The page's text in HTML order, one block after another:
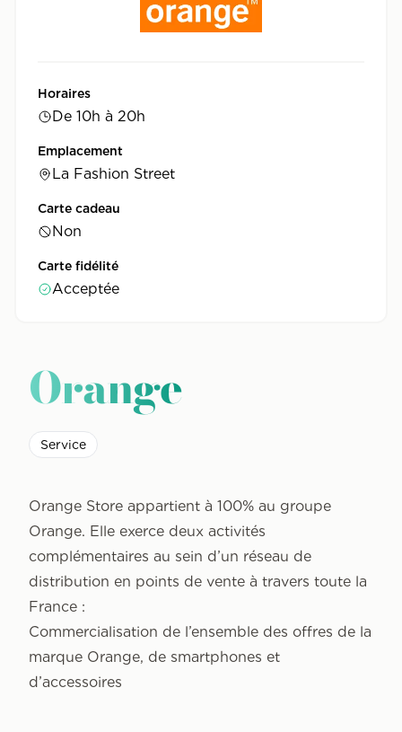
Horaires
De 10h à 20h
Emplacement
La Fashion Street
Carte cadeau
Non
Carte fidélité
Acceptée
Orange
Service
Orange Store appartient à 100% au groupe
Orange. Elle exerce deux activités
complémentaires au sein d’un réseau de
distribution en points de vente à travers toute la
France :
Commercialisation de l’ensemble des offres de la
marque Orange, de smartphones et
d’accessoires